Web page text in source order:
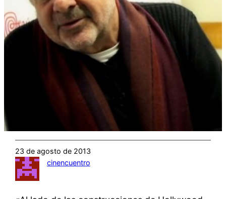
23 de agosto de 2013
cinencuentro